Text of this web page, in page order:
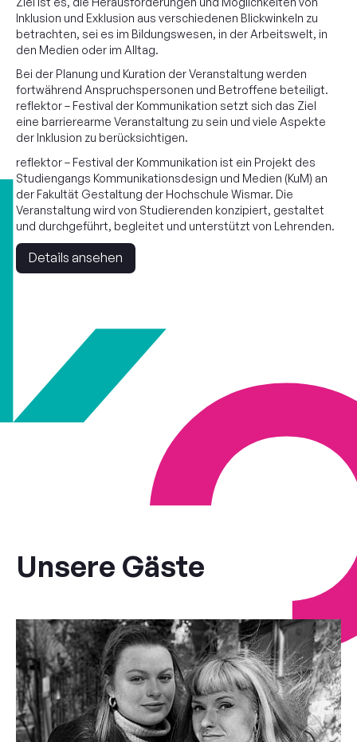
Inklusion und Exklusion aus verschiedenen Blickwinkeln zu
betrachten, sei es im Bildungswesen, in der Arbeitswelt, in
den Medien oder im Alltag.
Bei der Planung und Kuration der Veranstaltung werden
fortwährend Anspruchspersonen und Betroffene beteiligt.
reflektor – Festival der Kommunikation setzt sich das Ziel
eine barrierearme Veranstaltung zu sein und viele Aspekte
der Inklusion zu berücksichtigen.
reflektor – Festival der Kommunikation ist ein Projekt des
Studiengangs Kommunikationsdesign und Medien (KuM) an
der Fakultät Gestaltung der Hochschule Wismar. Die
Veranstaltung wird von Studierenden konzipiert, gestaltet
und durchgeführt, begleitet und unterstützt von Lehrenden.
Details ansehen
Unsere Gäste